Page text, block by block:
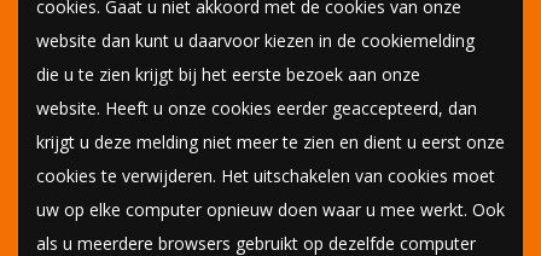
cookies. Gaat u niet akkoord met de cookies van onze
website dan kunt u daarvoor kiezen in de cookiemelding
die u te zien krijgt bij het eerste bezoek aan onze
website. Heeft u onze cookies eerder geaccepteerd, dan
krijgt u deze melding niet meer te zien en dient u eerst onze
cookies te verwijderen. Het uitschakelen van cookies moet
uw op elke computer opnieuw doen waar u mee werkt. Ook
als u meerdere browsers gebruikt op dezelfde computer